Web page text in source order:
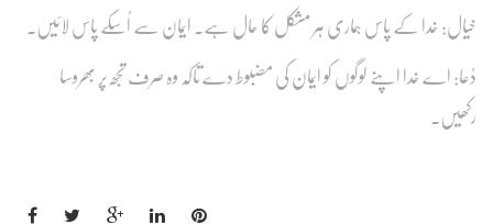
خیال: خدا کے پاس ہماری ہر مشکل کا حال ہے۔ ایمان سے اُسکے پاس لائیں۔
دُعا: اے خدا اپنے لوگوں کو ایمان کی مضبوط دے تاکہ وہ صرف تجھ پر بھروسا
رکھیں۔